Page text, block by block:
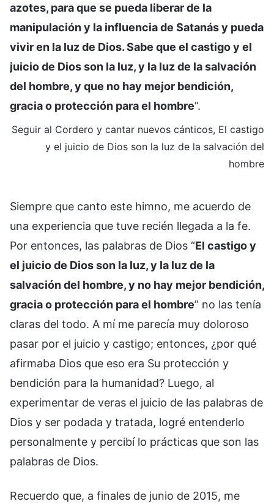
azotes, para que se pueda liberar de la
manipulación y la influencia de Satanás y pueda
vivir en la luz de Dios. Sabe que el castigo y el
juicio de Dios son la luz, y la luz de la salvación
del hombre, y que no hay mejor bendición,
gracia o protección para el hombre”.
Seguir al Cordero y cantar nuevos cánticos, El castigo
y el juicio de Dios son la luz de la salvación del
hombre
Siempre que canto este himno, me acuerdo de
una experiencia que tuve recién llegada a la fe.
Por entonces, las palabras de Dios “El castigo y
el juicio de Dios son la luz, y la luz de la
salvación del hombre, y no hay mejor bendición,
gracia o protección para el hombre” no las tenía
claras del todo. A mí me parecía muy doloroso
pasar por el juicio y castigo; entonces, ¿por qué
afirmaba Dios que eso era Su protección y
bendición para la humanidad? Luego, al
experimentar de veras el juicio de las palabras de
Dios y ser podada y tratada, logré entenderlo
personalmente y percibí lo prácticas que son las
palabras de Dios.
Recuerdo que, a finales de junio de 2015, me